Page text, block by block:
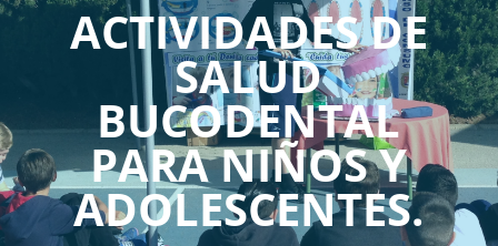
ACTIVIDADES DE
SALUD
BUCODENTAL
PARA NIÑOS Y
ADOLESCENTES.